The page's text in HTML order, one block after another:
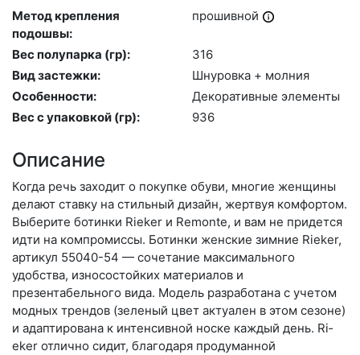
Метод крепления
подошвы:
про­шив­ной
Вес полупарка (гр):
316
Вид застежки:
Шну­ров­ка + мол­ния
Особенности:
Де­кора­тив­ные эле­мен­ты
Вес с упаковкой (гр):
936
Описание
Когда речь заходит о покупке обуви, многие женщины
делают ставку на стильный дизайн, жертвуя комфортом.
Выберите бо­тин­ки Rieker и Remonte, и вам не придется
идти на компромиссы. Ботинки женские зимние Rieker,
артикул 55040-54 — сочетание максимального
удобства, износостойких материалов и
презентабельного вида. Модель разработана с учетом
модных трендов (зе­леный цвет актуален в этом сезоне)
и адаптирована к интенсивной носке каждый день. Ri­
eker отлично сидит, благодаря продуманной